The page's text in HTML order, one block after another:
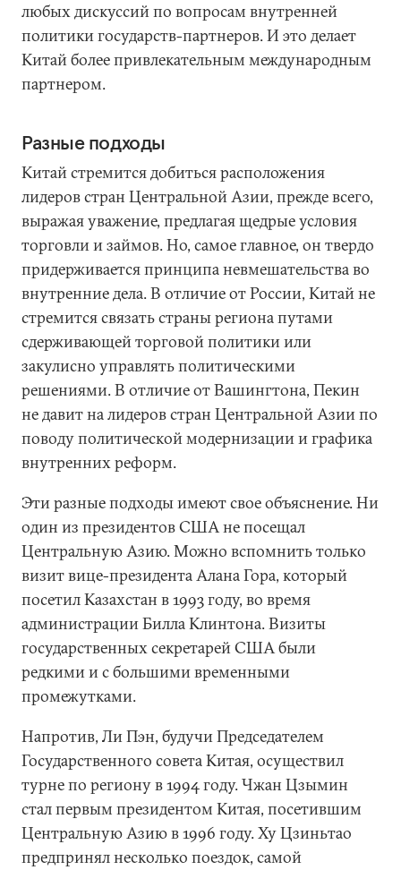
любых дискуссий по вопросам внутренней
политики государств-партнеров. И это делает
Китай более привлекательным международным
партнером.
Разные подходы
Китай стремится добиться расположения
лидеров стран Центральной Азии, прежде всего,
выражая уважение, предлагая щедрые условия
торговли и займов. Но, самое главное, он твердо
придерживается принципа невмешательства во
внутренние дела. В отличие от России, Китай не
стремится связать страны региона путами
сдерживающей торговой политики или
закулисно управлять политическими
решениями. В отличие от Вашингтона, Пекин
не давит на лидеров стран Центральной Азии по
поводу политической модернизации и графика
внутренних реформ.
Эти разные подходы имеют свое объяснение. Ни
один из президентов США не посещал
Центральную Азию. Можно вспомнить только
визит вице-президента Алана Гора, который
посетил Казахстан в 1993 году, во время
администрации Билла Клинтона. Визиты
государственных секретарей США были
редкими и с большими временными
промежутками.
Напротив, Ли Пэн, будучи Председателем
Государственного совета Китая, осуществил
турне по региону в 1994 году. Чжан Цзымин
стал первым президентом Китая, посетившим
Центральную Азию в 1996 году. Ху Цзиньтао
предпринял несколько поездок, самой